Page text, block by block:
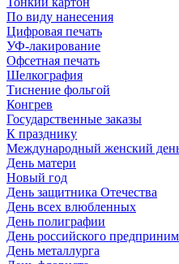
По виду нанесения
Цифровая печать
УФ-лакирование
Офсетная печать
Шелкография
Тиснение фольгой
Конгрев
Государственные заказы
К празднику
Международный женский
День матери
Новый год
День защитника Отечества
День всех влюбленных
День полиграфии
День российского
День металлурга